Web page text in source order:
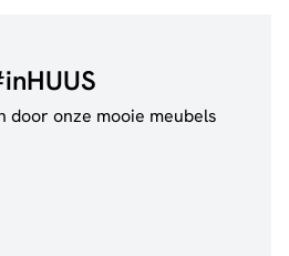
door onze mooie meubels